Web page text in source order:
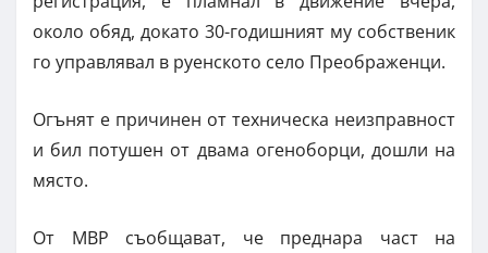
около обяд, докато 30-годишният му собственик
го управлявал в руенското село Преображенци.
Огънят е причинен от техническа неизправност
и бил потушен от двама огеноборци, дошли на
място.
От МВР съобщават, че преднара част на